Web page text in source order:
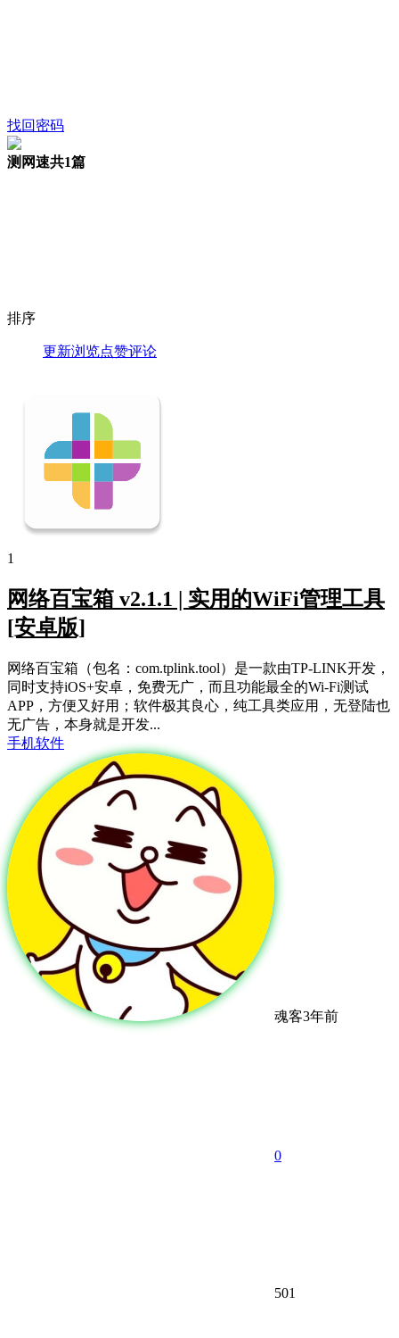
找回密码
测网速共1篇
排序
更新浏览点赞评论
1
网络百宝箱 v2.1.1 | 实用的WiFi管理工具
[安卓版]
网络百宝箱（包名：com.tplink.tool）是一款由TP-LINK开发，
同时支持iOS+安卓，免费无广，而且功能最全的Wi-Fi测试
APP，方便又好用；软件极其良心，纯工具类应用，无登陆也
无广告，本身就是开发...
手机软件
魂客3年前
0
501